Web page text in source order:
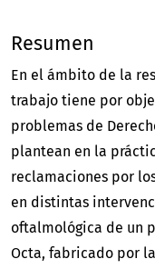
Resumen
En el ámbito de la
trabajo tiene por
problemas de
plantean en la
reclamaciones por
en distintas
oftalmológica de un
Octa, fabricado por